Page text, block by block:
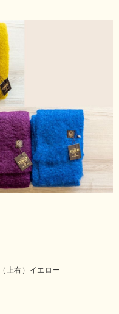
右）イエロー